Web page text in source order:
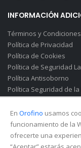
INFORMACIÓN
Términos y Condiciones
Política de Privacidad
Política de Cookies
Política de Seguridad
Política Antisoborno
Política Seguridad de
En Orofino usamos
funcionamiento de la
ofrecerte una